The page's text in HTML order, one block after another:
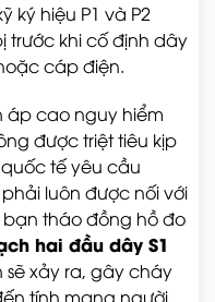
ký hiệu P1 và P2
trước khi cố định dây
cáp điện.
áp cao nguy hiểm
được triệt tiêu kịp
tế yêu cầu
luôn được nối với
tháo đồng hồ đo
hai đầu dây S1
xảy ra, gây cháy
tính mạng người